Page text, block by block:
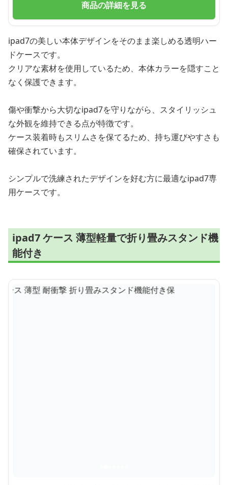
商品の詳細を見る
ipad7の美しい本体デザインをそのまま楽しめる透明ハー
ドケースです。
クリアな素材を使用しているため、本体カラーを隠すこと
なく保護できます。
傷や衝撃から大切なipad7を守りながら、スタイリッシュ
な外観を維持できる点が特徴です。
ケース装着時もスリムさを保てるため、持ち運びやすさも
確保されています。
シンプルで洗練されたデザインを好む方に最適なipad7専
用ケースです。
ipad7 ケース 薄型軽量で折り畳みスタンド機
能付き